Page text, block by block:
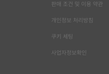
판매 조건 및 이용 약관
개인정보 처리방침
쿠키 세팅
사업자정보확인